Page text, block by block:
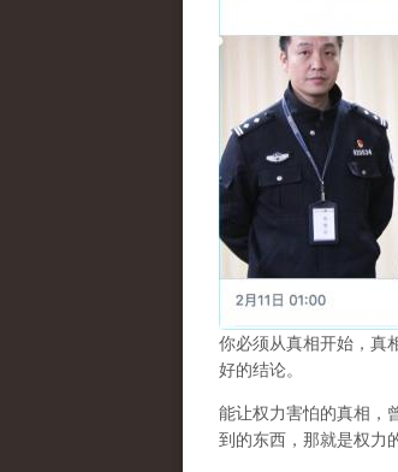
你必须从真相开始，真
好的结论。
能让权力害怕的真相，
到的东西，那就是权力